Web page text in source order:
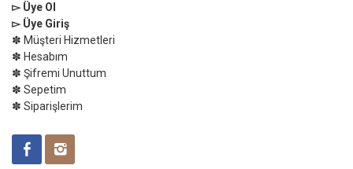
▻ Üye Ol
▻ Üye Giriş
✽ Müşteri Hizmetleri
✽ Hesabım
✽ Şifremi Unuttum
✽ Sepetim
✽ Siparişlerim